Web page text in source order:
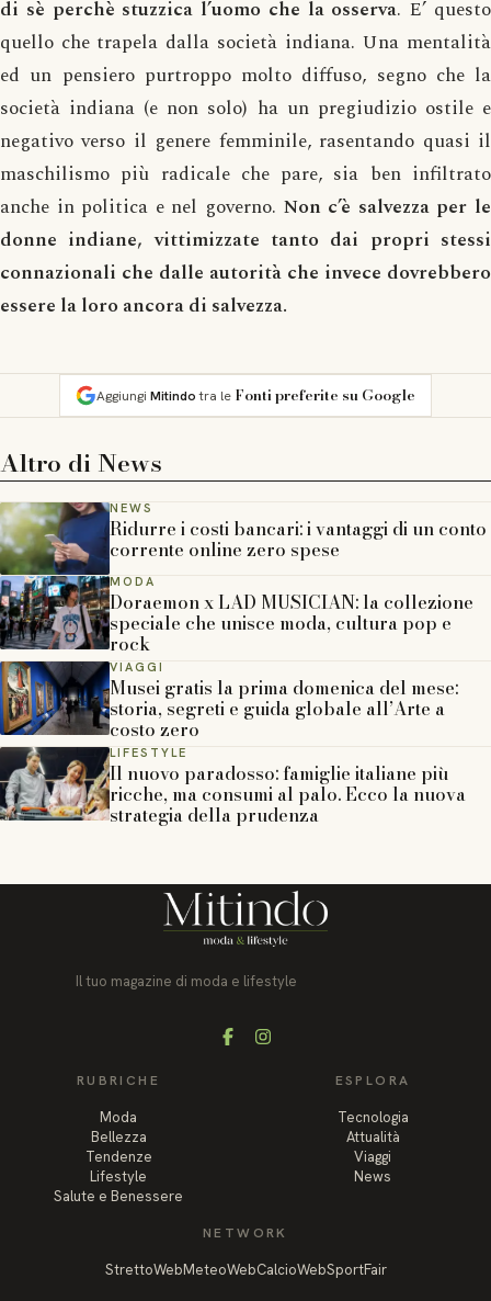
di sè perchè stuzzica l’uomo che la osserva. E’ questo
quello che trapela dalla società indiana. Una mentalità
ed un pensiero purtroppo molto diffuso, segno che la
società indiana (e non solo) ha un pregiudizio ostile e
negativo verso il genere femminile, rasentando quasi il
maschilismo più radicale che pare, sia ben infiltrato
anche in politica e nel governo. Non c’è salvezza per le
donne indiane, vittimizzate tanto dai propri stessi
connazionali che dalle autorità che invece dovrebbero
essere la loro ancora di salvezza.
Aggiungi Mitindotra le Fonti preferite su Google
Altro di News
NEWS
Ridurre i costi bancari: i vantaggi di un conto
corrente online zero spese
MODA
Doraemon x LAD MUSICIAN: la collezione
speciale che unisce moda, cultura pop e
rock
VIAGGI
Musei gratis la prima domenica del mese:
storia, segreti e guida globale all’Arte a
costo zero
LIFESTYLE
Il nuovo paradosso: famiglie italiane più
ricche, ma consumi al palo. Ecco la nuova
strategia della prudenza
Il tuo magazine di moda e lifestyle
FacebookInstagram
RUBRICHE
Moda
Bellezza
Tendenze
Lifestyle
Salute e Benessere
ESPLORA
Tecnologia
Attualità
Viaggi
News
NETWORK
StrettoWebMeteoWebCalcioWebSportFair